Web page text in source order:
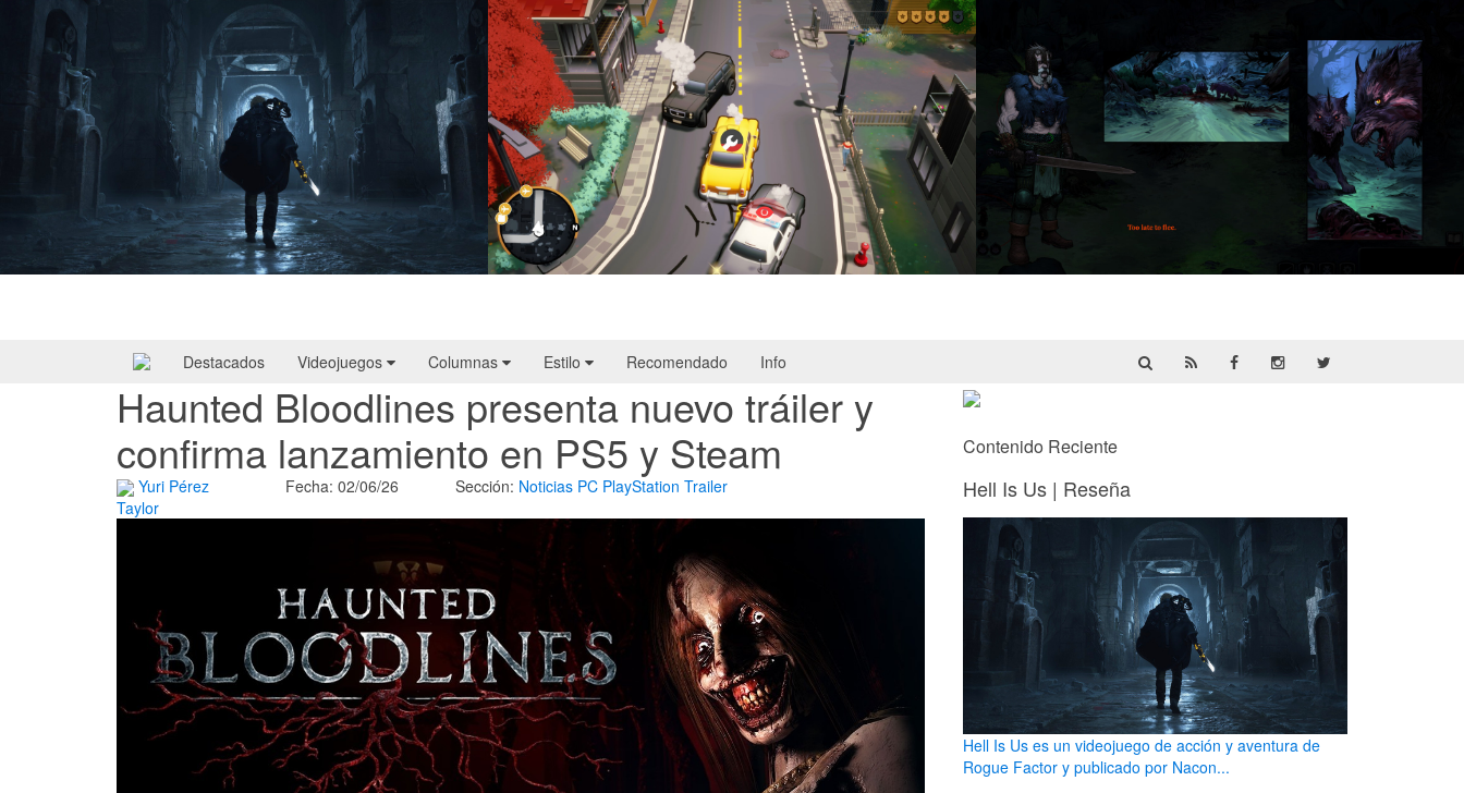
Destacados Videojuegos Columnas Estilo Recomendado Info
Haunted Bloodlines presenta nuevo tráiler y
confirma lanzamiento en PS5 y Steam
Yuri Pérez
Taylor
Fecha: 02/06/26 Sección: Noticias PC PlayStation Trailer
Contenido Reciente
Hell Is Us | Reseña
Hell Is Us es un videojuego de acción y aventura de
Rogue Factor y publicado por Nacon...